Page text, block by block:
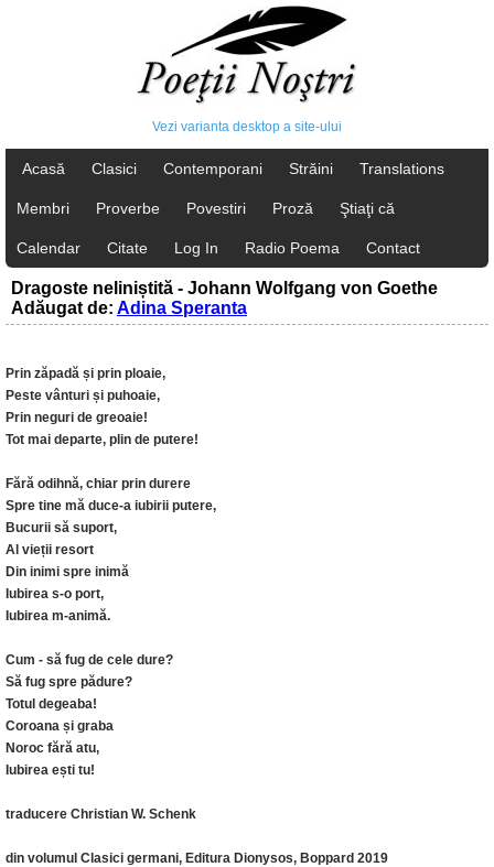
Vezi varianta desktop a site-ului
Acasă Clasici Contemporani Străini Translations
Membri Proverbe Povestiri Proză Ştiaţi că
Calendar Citate Log In Radio Poema Contact
Dragoste neliniștită - Johann Wolfgang von Goethe
Adăugat de: Adina Speranta
Prin zăpadă și prin ploaie,
Peste vânturi și puhoaie,
Prin neguri de greoaie!
Tot mai departe, plin de putere!
Fără odihnă, chiar prin durere
Spre tine mă duce-a iubirii putere,
Bucurii să suport,
Al vieții resort
Din inimi spre inimă
Iubirea s-o port,
Iubirea m-animă.
Cum - să fug de cele dure?
Să fug spre pădure?
Totul degeaba!
Coroana și graba
Noroc fără atu,
Iubirea ești tu!
traducere Christian W. Schenk
din volumul Clasici germani, Editura Dionysos, Boppard 2019